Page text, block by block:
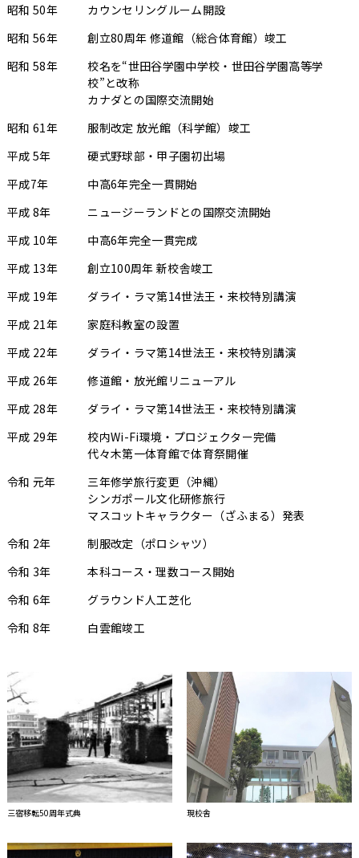
昭和 50年
カウンセリングルーム開設
昭和 56年
創立80周年 修道館（総合体育館）竣工
昭和 58年
校名を“世田谷学園中学校・世田谷学園高等学
校”と改称
カナダとの国際交流開始
昭和 61年
服制改定 放光館（科学館）竣工
平成 5年
硬式野球部・甲子園初出場
平成7年
中高6年完全一貫開始
平成 8年
ニュージーランドとの国際交流開始
平成 10年
中高6年完全一貫完成
平成 13年
創立100周年 新校舎竣工
平成 19年
ダライ・ラマ第14世法王・来校特別講演
平成 21年
家庭科教室の設置
平成 22年
ダライ・ラマ第14世法王・来校特別講演
平成 26年
修道館・放光館リニューアル
平成 28年
ダライ・ラマ第14世法王・来校特別講演
平成 29年
校内Wi-Fi環境・プロジェクター完備
代々木第一体育館で体育祭開催
令和 元年
三年修学旅行変更（沖縄）
シンガポール文化研修旅行
マスコットキャラクター（ざふまる）発表
令和 2年
制服改定（ポロシャツ）
令和 3年
本科コース・理数コース開始
令和 6年
グラウンド人工芝化
令和 8年
白雲館竣工
三宿移転50周年式典 現校舎